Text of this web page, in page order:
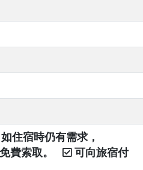
住宿時仍有需求，
費索取。
可向旅宿付